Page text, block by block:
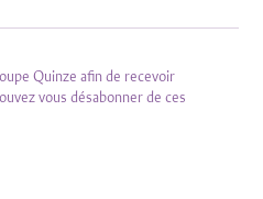
Quinze afin de recevoir
vous désabonner de ces